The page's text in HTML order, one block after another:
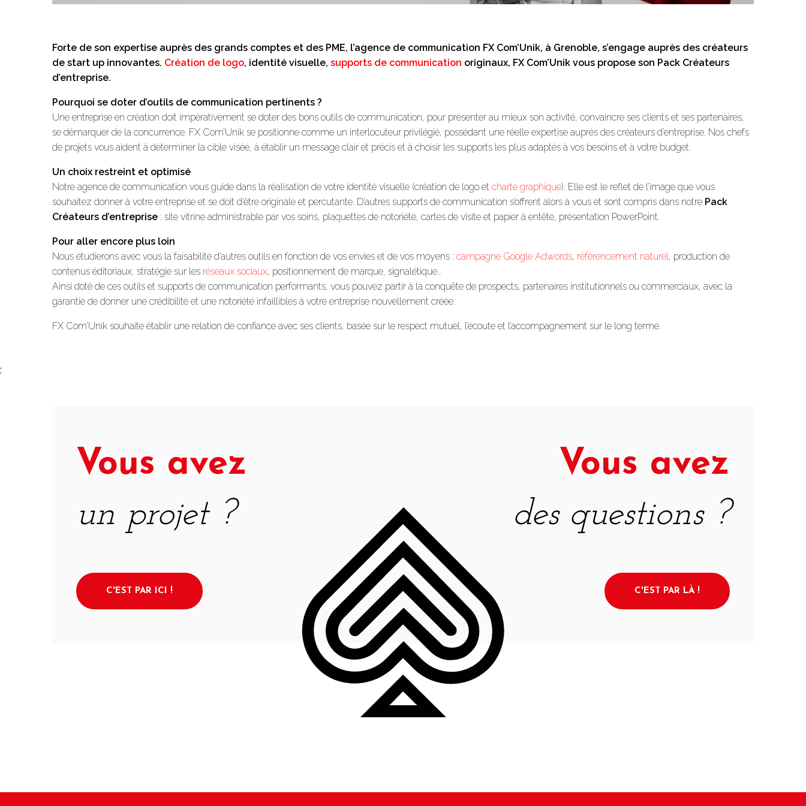
Forte de son expertise auprès des grands comptes et des PME, l’agence de communication FX Com’Unik, à Grenoble, s’engage auprès des créateurs
de start up innovantes. Création de logo, identité visuelle, supports de communication originaux, FX Com’Unik vous propose son Pack Créateurs
d’entreprise.
Pourquoi se doter d’outils de communication pertinents ?
Une entreprise en création doit impérativement se doter des bons outils de communication, pour présenter au mieux son activité, convaincre ses clients et ses partenaires,
se démarquer de la concurrence. FX Com’Unik se positionne comme un interlocuteur privilégié, possédant une réelle expertise auprès des créateurs d’entreprise. Nos chefs
de projets vous aident à déterminer la cible visée, à établir un message clair et précis et à choisir les supports les plus adaptés à vos besoins et à votre budget.
Un choix restreint et optimisé
Notre agence de communication vous guide dans la réalisation de votre identité visuelle (création de logo et charte graphique). Elle est le reflet de l’image que vous
souhaitez donner à votre entreprise et se doit d’être originale et percutante. D’autres supports de communication s’offrent alors à vous et sont compris dans notre Pack
Créateurs d’entreprise : site vitrine administrable par vos soins, plaquettes de notoriété, cartes de visite et papier à entête, présentation PowerPoint.
Pour aller encore plus loin
Nous étudierons avec vous la faisabilité d’autres outils en fonction de vos envies et de vos moyens : campagne Google Adwords, référencement naturel, production de
contenus éditoriaux, stratégie sur les réseaux sociaux, positionnement de marque, signalétique…
Ainsi doté de ces outils et supports de communication performants, vous pouvez partir à la conquête de prospects, partenaires institutionnels ou commerciaux, avec la
garantie de donner une crédibilité et une notoriété infaillibles à votre entreprise nouvellement créée.
FX Com’Unik souhaite établir une relation de confiance avec ses clients, basée sur le respect mutuel, l’écoute et l’accompagnement sur le long terme.
;
Vous avez
un projet ?
C'EST PAR ICI !
Vous avez
des questions ?
C'EST PAR LÀ !